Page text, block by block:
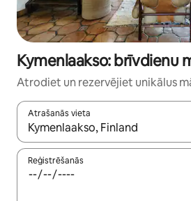
Kymenlaakso: brīvdienu
Atrodiet un rezervējiet unikālus
Atrašanās vieta
Kad rezultāti kļūs pieejami,
Reģistrēšanās